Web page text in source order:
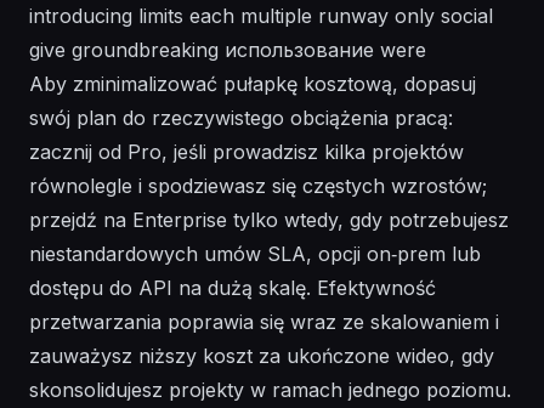
introducing limits each multiple runway only social
give groundbreaking использование were
Aby zminimalizować pułapkę kosztową, dopasuj
swój plan do rzeczywistego obciążenia pracą:
zacznij od Pro, jeśli prowadzisz kilka projektów
równolegle i spodziewasz się częstych wzrostów;
przejdź na Enterprise tylko wtedy, gdy potrzebujesz
niestandardowych umów SLA, opcji on‑prem lub
dostępu do API na dużą skalę. Efektywność
przetwarzania poprawia się wraz ze skalowaniem i
zauważysz niższy koszt za ukończone wideo, gdy
skonsolidujesz projekty w ramach jednego poziomu.